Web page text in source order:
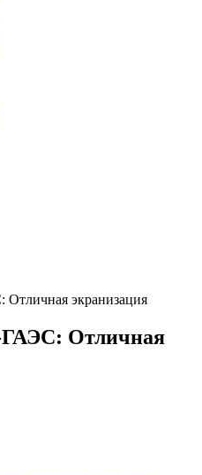
экранизация
ГАЭС: Отличная